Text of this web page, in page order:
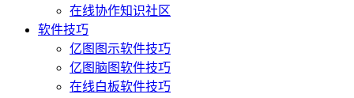
在线协作知识社区
软件技巧
亿图图示软件技巧
亿图脑图软件技巧
在线白板软件技巧